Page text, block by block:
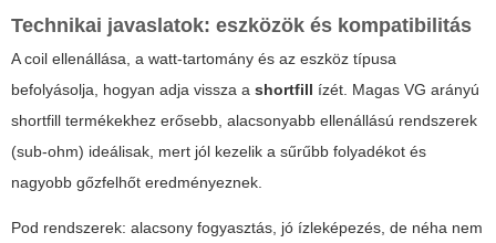
Technikai javaslatok: eszközök és kompatibilitás
A coil ellenállása, a watt-tartomány és az eszköz típusa
befolyásolja, hogyan adja vissza a shortfill ízét. Magas VG arányú
shortfill termékekhez erősebb, alacsonyabb ellenállású rendszerek
(sub-ohm) ideálisak, mert jól kezelik a sűrűbb folyadékot és
nagyobb gőzfelhőt eredményeznek.
Pod rendszerek: alacsony fogyasztás, jó ízleképezés, de néha nem